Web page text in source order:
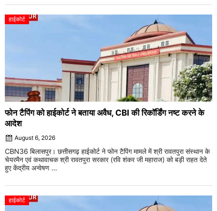
हाईकोर्ट
फोन टैपिंग को हाईकोर्ट ने बताया अवैध, CBI की रिकॉर्डिंग नष्ट करने के
आदेश
August 6, 2026
CBN36 बिलासपुर। छत्तीसगढ़ हाईकोर्ट ने फोन टैपिंग मामले में श्री रावतपुरा संस्थान के
चेयरमैन एवं कथावाचक श्री रावतपुरा सरकार (रवि शंकर जी महाराज) को बड़ी राहत देते
हुए केंद्रीय अन्वेषण ...
हाईकोर्ट